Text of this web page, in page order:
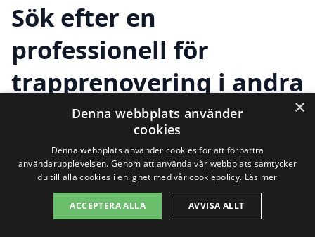
Sök efter en
professionell för
trapprenovering i andra
städer nära Hillared
Att renovera trappen är en viktig del av
hemmet som både förbättrar utseendet
och säkerheten. Om du letar efter
×
Denna webbplats använder
cookies
Denna webbplats använder cookies för att förbättra
användarupplevelsen. Genom att använda vår webbplats samtycker
du till alla cookies i enlighet med vår cookiepolicy. Läs mer
ACCEPTERA ALLA AVVISA ALLT